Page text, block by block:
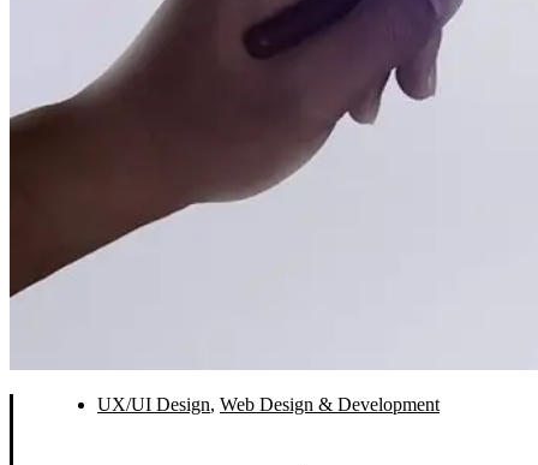
UX/UI Design, Web Design & Development